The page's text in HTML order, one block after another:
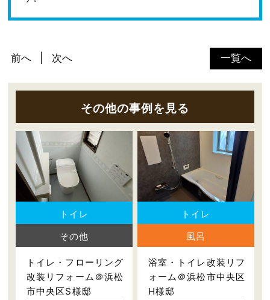
一覧へ
前へ 次へ
その他の事例を見る
トイレ
その他
トイレ・フローリング
改装リフォーム＠浜松
市中央区S様邸
トイレ
風呂
浴室・トイレ改装リフ
ォーム＠浜松市中央区
H様邸